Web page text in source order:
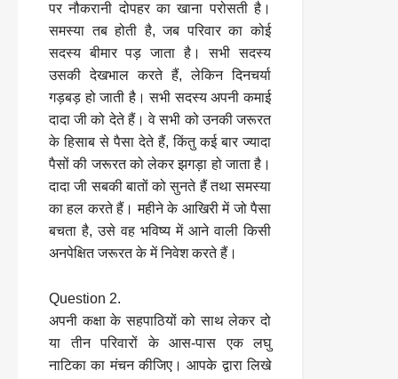
पर नौकरानी दोपहर का खाना परोसती है।
समस्या तब होती है, जब परिवार का कोई
सदस्य बीमार पड़ जाता है। सभी सदस्य
उसकी देखभाल करते हैं, लेकिन दिनचर्या
गड़बड़ हो जाती है। सभी सदस्य अपनी कमाई
दादा जी को देते हैं। वे सभी को उनकी जरूरत
के हिसाब से पैसा देते हैं, किंतु कई बार ज्यादा
पैसों की जरूरत को लेकर झगड़ा हो जाता है।
दादा जी सबकी बातों को सुनते हैं तथा समस्या
का हल करते हैं। महीने के आखिरी में जो पैसा
बचता है, उसे वह भविष्य में आने वाली किसी
अनपेक्षित जरूरत के में निवेश करते हैं।
Question 2.
अपनी कक्षा के सहपाठियों को साथ लेकर दो
या तीन परिवारों के आस-पास एक लघु
नाटिका का मंचन कीजिए। आपके द्वारा लिखे